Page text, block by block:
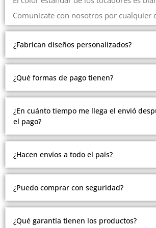
Comunícate con nosotros por cualquier
¿Fabrican diseños personalizados?
Somos fabricantes.
Pero debido a la cantidad de modelos y
personalizados.
Comunícate con nosotros con gusto te
¿Qué formas de pago tienen?
Ofrecemos múltiples formas de pago.
Contado, contra entrega en Medellín,
tarjetas, plan separé en Medellín,
Sistecredito.
¿En cuánto tiempo me llega el envió
el pago?
Todos los envíos se realizan después del
días hábiles.
¿Hacen envíos a todo el país?
Tenemos envíos a ciudades principales
Algunas zonas alejadas debes cotizar el
¿Puedo comprar con seguridad?
Nuestro sitio web cuenta con los
¿Qué garantía tienen los productos?